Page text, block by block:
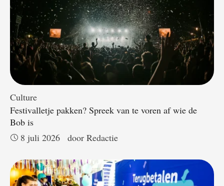
Culture
Festivalletje pakken? Spreek van te voren af wie de
Bob is
8 juli 2026
door Redactie